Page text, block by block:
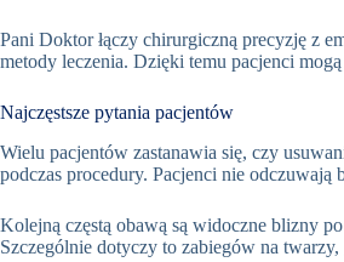
Pani Doktor łączy chirurgiczną precyzję z
metody leczenia. Dzięki temu pacjenci
Najczęstsze pytania pacjentów
Wielu pacjentów zastanawia się, czy
podczas procedury. Pacjenci nie odczuwają
Kolejną częstą obawą są widoczne blizny
Szczególnie dotyczy to zabiegów na